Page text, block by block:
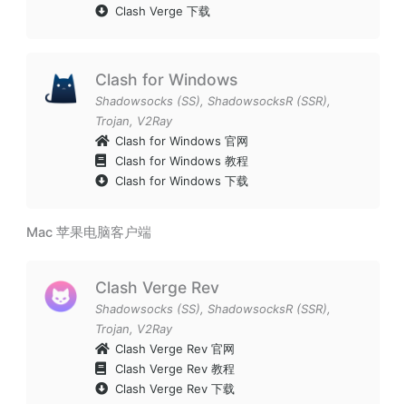
Clash Verge 下载
Clash for Windows
Shadowsocks (SS), ShadowsocksR (SSR),
Trojan, V2Ray
Clash for Windows 官网
Clash for Windows 教程
Clash for Windows 下载
Mac 苹果电脑客户端
Clash Verge Rev
Shadowsocks (SS), ShadowsocksR (SSR),
Trojan, V2Ray
Clash Verge Rev 官网
Clash Verge Rev 教程
Clash Verge Rev 下载